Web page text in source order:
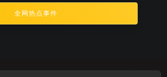
全网热点事件